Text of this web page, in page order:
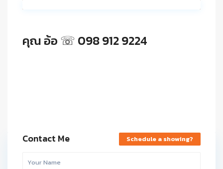
คุณ อ้อ ☏ 098 912 9224
Contact Me Schedule a showing?